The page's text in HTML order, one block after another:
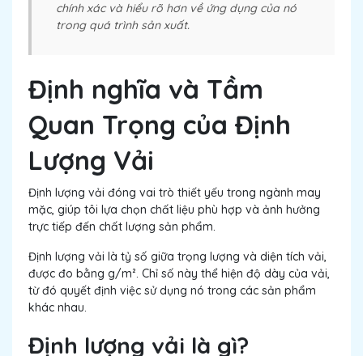
chính xác và hiểu rõ hơn về ứng dụng của nó
trong quá trình sản xuất.
Định nghĩa và Tầm
Quan Trọng của Định
Lượng Vải
Định lượng vải đóng vai trò thiết yếu trong ngành may
mặc, giúp tôi lựa chọn chất liệu phù hợp và ảnh hưởng
trực tiếp đến chất lượng sản phẩm.
Định lượng vải là tỷ số giữa trọng lượng và diện tích vải,
được đo bằng g/m². Chỉ số này thể hiện độ dày của vải,
từ đó quyết định việc sử dụng nó trong các sản phẩm
khác nhau.
Định lượng vải là gì?